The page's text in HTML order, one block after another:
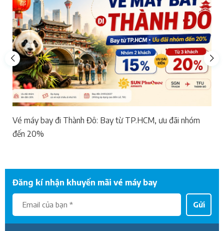
Vé máy bay đi Thành Đô: Bay từ TP.HCM, ưu đãi nhóm
đến 20%
Đăng kí nhận khuyến mãi vé máy bay
Gửi